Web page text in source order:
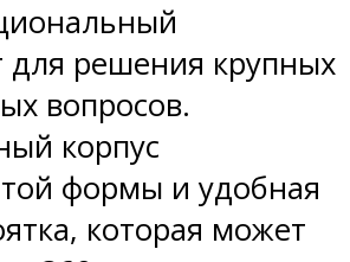
для решения крупных
вопросов.
корпус
формы и удобная
которая может